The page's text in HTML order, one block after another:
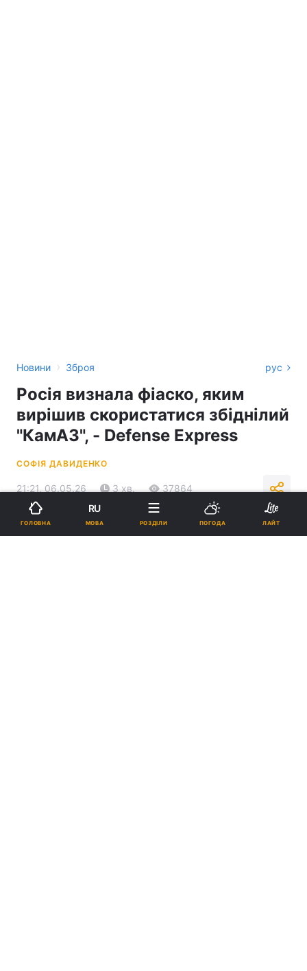
Новини › Зброя рус
Росія визнала фіаско, яким
вирішив скористатися збіднілий
"КамАЗ", - Defense Express
СОФІЯ ДАВИДЕНКО
21:21, 06.05.26 3 хв. 37864
Підпишіться на нас в Google
ГОЛОВНА
RU
МОВА РОЗДІЛИ ПОГОДА ЛАЙТ